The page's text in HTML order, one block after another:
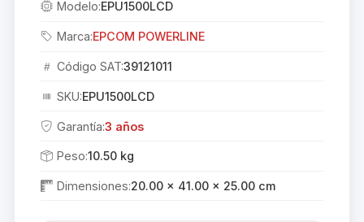
Modelo:EPU1500LCD
Marca:EPCOM POWERLINE
Código SAT:39121011
SKU:EPU1500LCD
Garantía:3 años
Peso:10.50 kg
Dimensiones:20.00 × 41.00 × 25.00 cm